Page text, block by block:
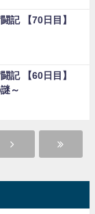
記 【70日目】
記 【60日目】
～